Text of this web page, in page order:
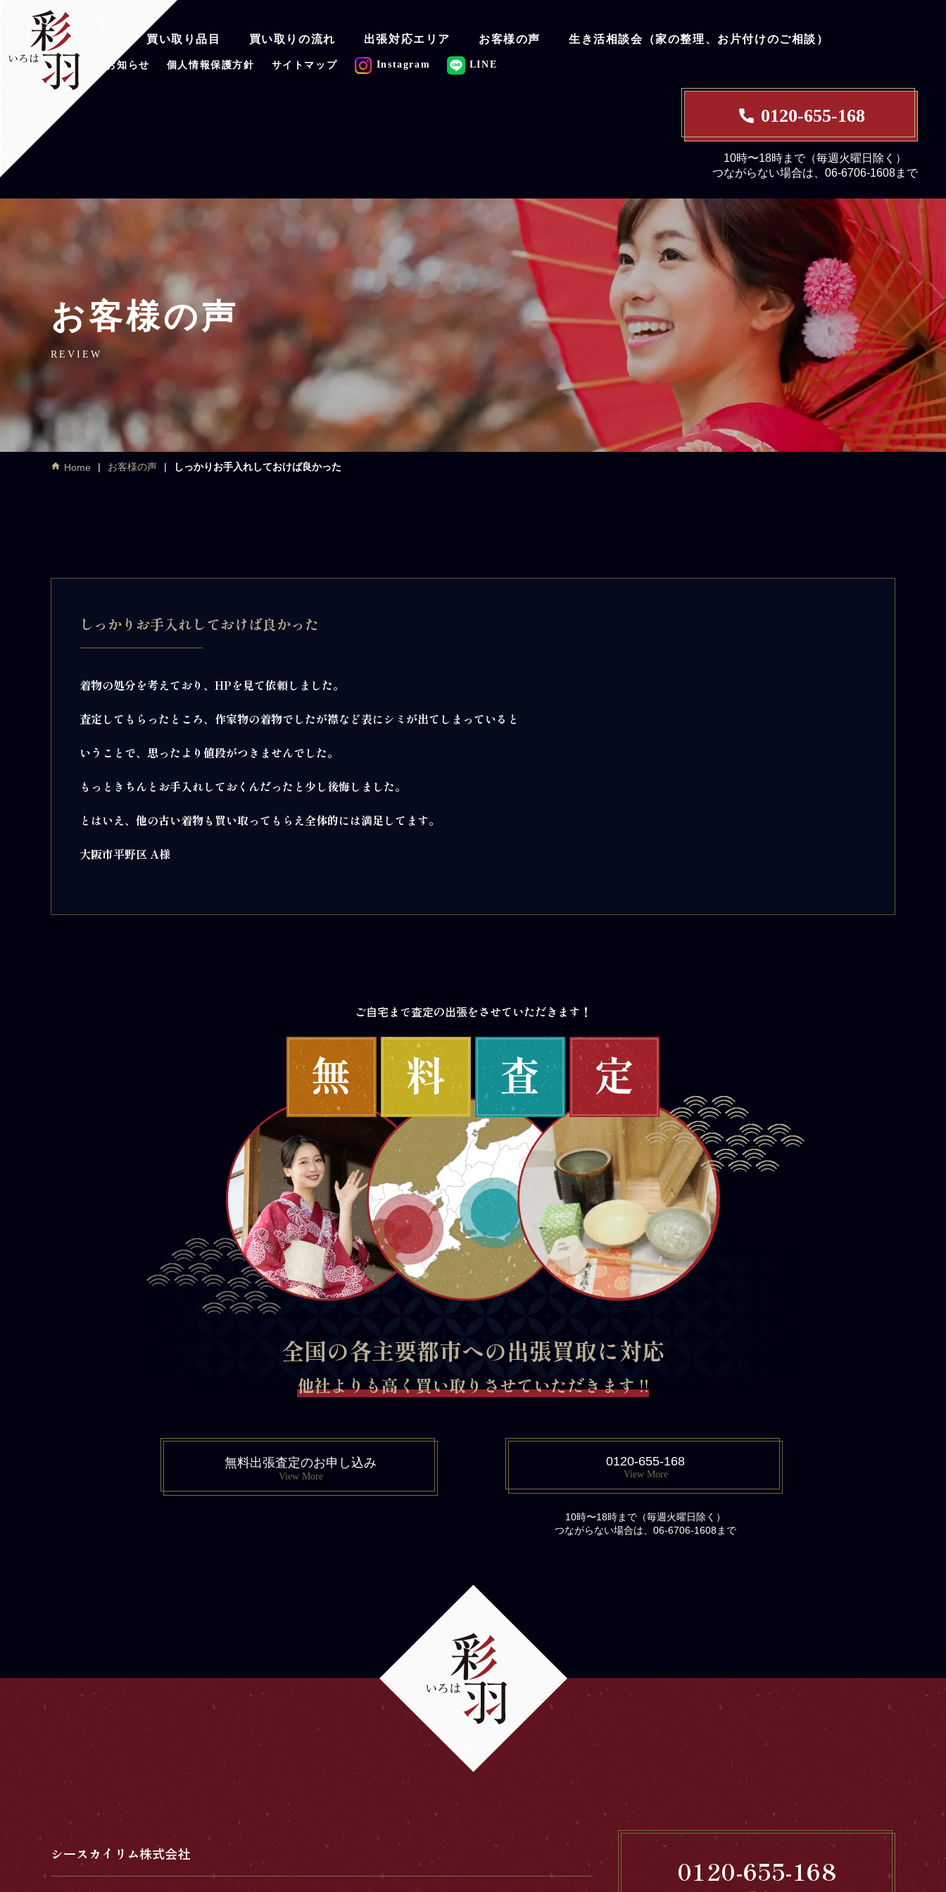
彩羽の魅力 買い取り品目 買い取りの流れ 出張対応エリア お客様の声 生き活相談会（家の整理、お片付けのご相談）
会社案内 お知らせ 個人情報保護方針 サイトマップ Instagram LINE
0120-655-168
10時〜18時まで（毎週火曜日除く）
つながらない場合は、06-6706-1608まで
お客様の声
REVIEW
Home お客様の声 しっかりお手入れしておけば良かった
しっかりお手入れしておけば良かった
着物の処分を考えており、HPを見て依頼しました。
査定してもらったところ、作家物の着物でしたが襟など表にシミが出てしまっていると
いうことで、思ったより値段がつきませんでした。
もっときちんとお手入れしておくんだったと少し後悔しました。
とはいえ、他の古い着物も買い取ってもらえ全体的には満足してます。
大阪市平野区 A様
ご自宅まで査定の出張をさせていただきます！
全国の各主要都市への出張買取に対応
他社よりも高く買い取りさせていただきます !!
無料出張査定のお申し込み
View More
0120-655-168
View More
10時〜18時まで（毎週火曜日除く）
つながらない場合は、06-6706-1608まで
シースカイリム株式会社
0120-655-168